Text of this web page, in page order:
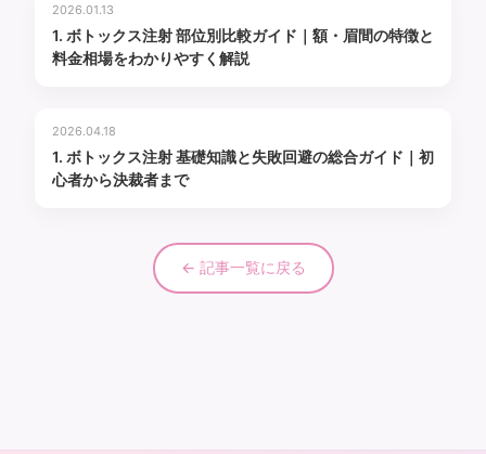
2026.01.13
1. ボトックス注射 部位別比較ガイド｜額・眉間の特徴と
料金相場をわかりやすく解説
2026.04.18
1. ボトックス注射 基礎知識と失敗回避の総合ガイド｜初
心者から決裁者まで
← 記事一覧に戻る